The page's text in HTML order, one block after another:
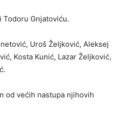
Gnjatoviću.
Uroš Željković, Aleksej
Kosta Kunić, Lazar Željković,
od većih nastupa njihovih